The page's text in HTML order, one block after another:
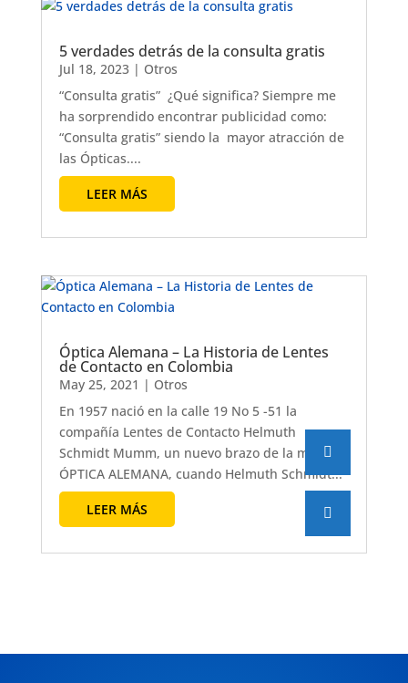
5 verdades detrás de la consulta gratis
Jul 18, 2023| Otros
“Consulta gratis” ¿Qué significa? Siempre me
ha sorprendido encontrar publicidad como:
“Consulta gratis” siendo la mayor atracción de
las Ópticas....
LEER MÁS
Óptica Alemana – La Historia de Lentes
de Contacto en Colombia
May 25, 2021 | Otros
En 1957 nació en la calle 19 No 5 -51 la
compañía Lentes de Contacto Helmuth
Schmidt Mumm, un nuevo brazo de la marca
ÓPTICA ALEMANA, cuando Helmuth Schmidt...
LEER MÁS